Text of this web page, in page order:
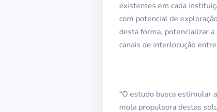
existentes em cada
com potencial de
desta forma, potencializar
canais de interlocução
“O estudo busca estimular
mola propulsora destas